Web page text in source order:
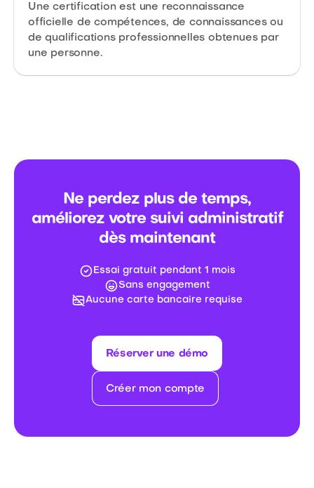
Une certification est une reconnaissance
officielle de compétences, de connaissances ou
de qualifications professionnelles obtenues par
une personne.
Ne perdez plus de temps,
améliorez votre suivi administratif
dès maintenant
Essai gratuit pendant 1 mois
Sans engagement
Aucune carte bancaire requise
Réserver une démo
Créer mon compte